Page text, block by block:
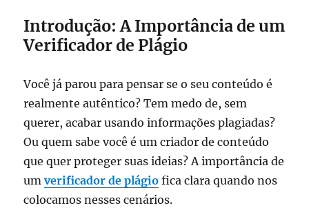
Introdução: A Importância de um
Verificador de Plágio
Você já parou para pensar se o seu conteúdo é
realmente autêntico? Tem medo de, sem
querer, acabar usando informações plagiadas?
Ou quem sabe você é um criador de conteúdo
que quer proteger suas ideias? A importância de
umverificador de plágio fica clara quando nos
colocamos nesses cenários.